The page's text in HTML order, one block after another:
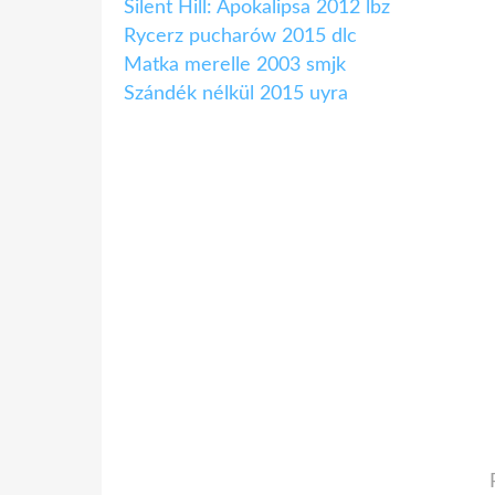
Silent Hill: Apokalipsa 2012 lbz
Rycerz pucharów 2015 dlc
Matka merelle 2003 smjk
Szándék nélkül 2015 uyra